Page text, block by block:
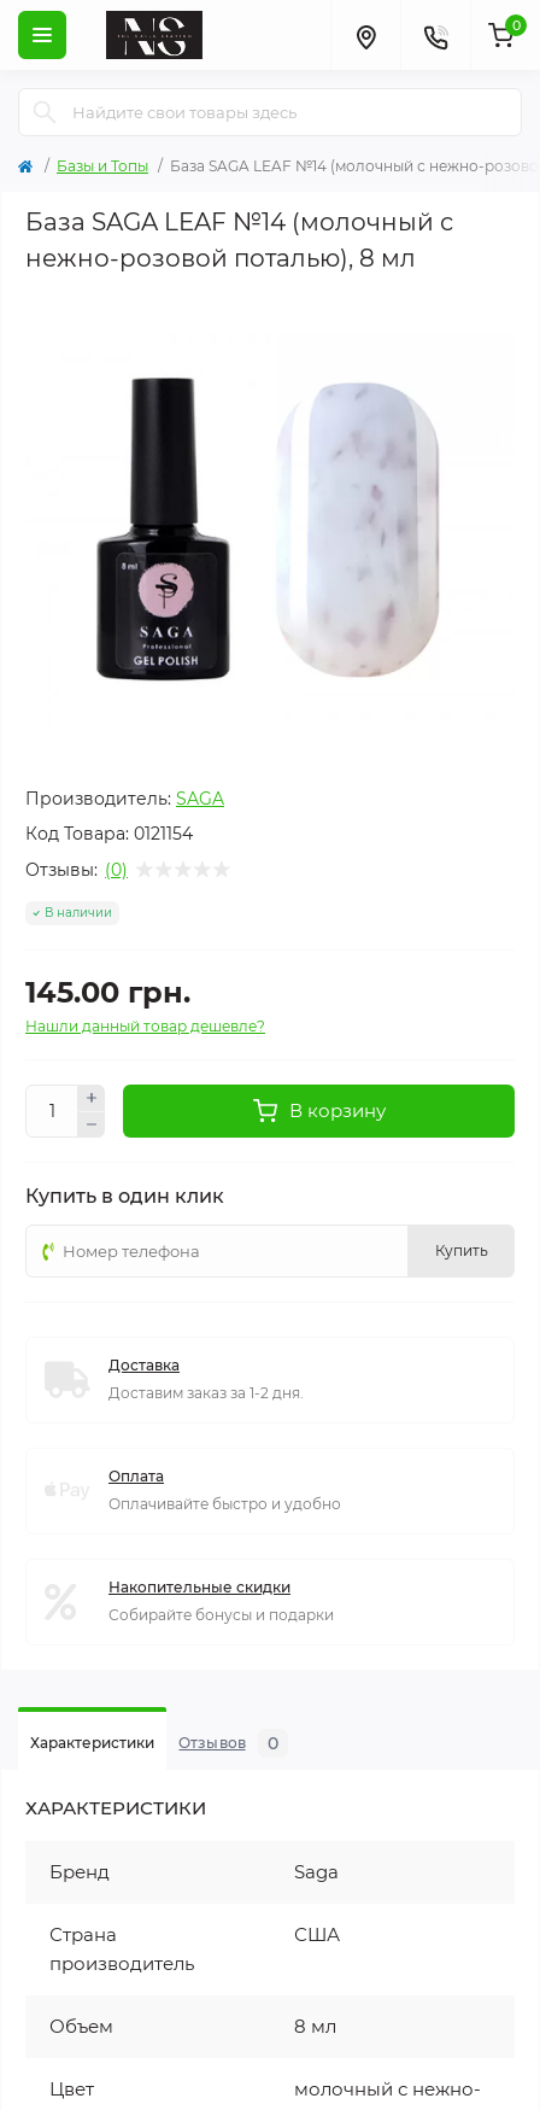
0
Базы и Топы База SAGA LEAF №14 (молочный с нежно-
База SAGA LEAF №14 (молочный с
нежно-розовой поталью), 8 мл
Производитель: SAGA
Код Товара: 0121154
Отзывы: (0)
В наличии
145.00 грн.
Нашли данный товар дешевле?
В корзину
Купить в один клик
Купить
Доставка
Доставим заказ за 1-2 дня.
Оплата
Оплачивайте быстро и удобно
Накопительные скидки
Собирайте бонусы и подарки
Характеристики Отзывов 0
ХАРАКТЕРИСТИКИ
Бренд Saga
Страна
производитель
США
Объем 8 мл
Цвет
молочный с нежно-